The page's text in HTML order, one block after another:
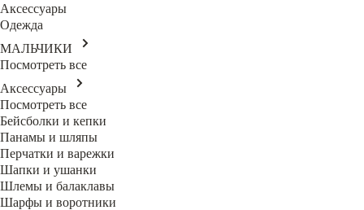
Аксессуары
Одежда
МАЛЬЧИКИ
Посмотреть все
Аксессуары
Посмотреть все
Бейсболки и кепки
Панамы и шляпы
Перчатки и варежки
Шапки и ушанки
Шлемы и балаклавы
Шарфы и воротники